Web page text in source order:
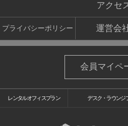
アクセ
プライバシーポリシー 運営会
会員マイペ
レンタルオフィスプラン デスク・ラウンジ